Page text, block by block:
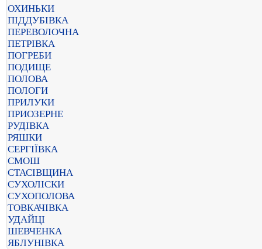
ОХИНЬКИ
ПІДДУБІВКА
ПЕРЕВОЛОЧНА
ПЕТРІВКА
ПОГРЕБИ
ПОДИЩЕ
ПОЛОВА
ПОЛОГИ
ПРИЛУКИ
ПРИОЗЕРНЕ
РУДІВКА
РЯШКИ
СЕРГІЇВКА
СМОШ
СТАСІВЩИНА
СУХОЛІСКИ
СУХОПОЛОВА
ТОВКАЧІВКА
УДАЙЦІ
ШЕВЧЕНКА
ЯБЛУНІВКА